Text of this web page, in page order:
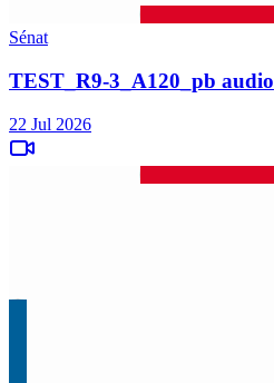
Sénat
TEST_R9-3_A120_pb audio
22 Jul 2026